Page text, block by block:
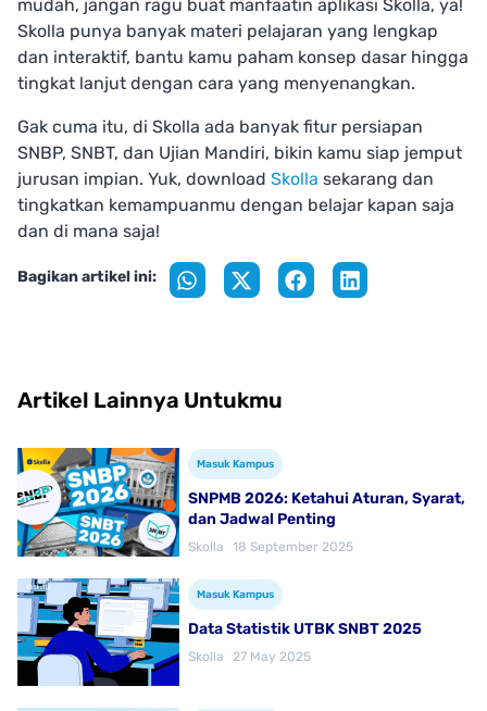
mudah, jangan ragu buat manfaatin aplikasi Skolla, ya!
Skolla punya banyak materi pelajaran yang lengkap
dan interaktif, bantu kamu paham konsep dasar hingga
tingkat lanjut dengan cara yang menyenangkan.
Gak cuma itu, di Skolla ada banyak fitur persiapan
SNBP, SNBT, dan Ujian Mandiri, bikin kamu siap jemput
jurusan impian. Yuk, download Skolla sekarang dan
tingkatkan kemampuanmu dengan belajar kapan saja
dan di mana saja!
Bagikan artikel ini:
Artikel Lainnya Untukmu
Masuk Kampus
SNPMB 2026: Ketahui Aturan, Syarat,
dan Jadwal Penting
Skolla 18 September 2025
Masuk Kampus
Data Statistik UTBK SNBT 2025
Skolla 27 May 2025